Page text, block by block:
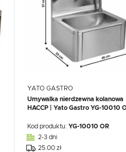
YATO GASTRO
Umywalka nierdzewna kolanowa
HACCP | Yato Gastro YG-10010
Kod produktu: YG-10010 OR
2-3 dni
25.00 zł